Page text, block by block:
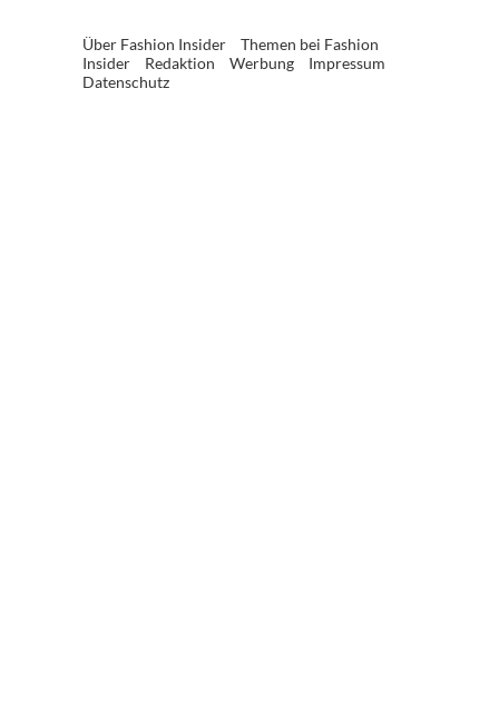
Über Fashion Insider
Themen bei Fashion
Insider
Redaktion Werbung
Impressum
Datenschutz